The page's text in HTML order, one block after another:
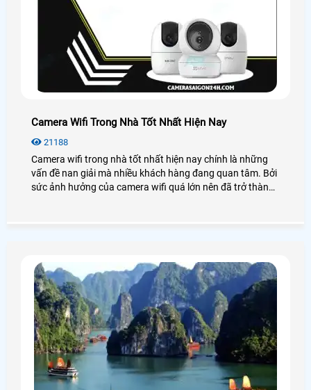
Camera Wifi Trong Nhà Tốt Nhất Hiện Nay
21188
Camera wifi trong nhà tốt nhất hiện nay chính là những
vấn đề nan giải mà nhiều khách hàng đang quan tâm. Bởi
sức ảnh hưởng của camera wifi quá lớn nên đã trở thành